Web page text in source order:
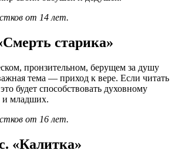
от 14 лет.
старика»
пронзительном, берущем за душу
тема — приход к вере. Если читать
будет способствовать духовному
и младших.
от 16 лет.
«Калитка»